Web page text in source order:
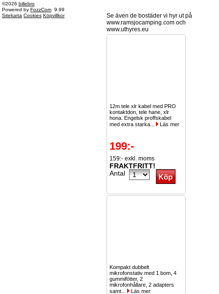
©2026 billebro
Powered by FozzCom 9.99
Sitekarta Cookies Köpvillkor
Se även de bostäder vi hyr ut på
www.ramsjocamping.com och
www.uthyres.eu
12m tele xlr kabel med PRO
kontaktdon, tele hane, xlr
hona. Engelsk proffskabel
med extra starka...
Läs mer
199:-
159:- exkl. moms
FRAKTFRITT!
Antal
Kompakt dubbelt
mikrofonstativ med 1 bom, 4
gummifötter, 2
mikrofonhållare, 2 adapters
samt...
Läs mer